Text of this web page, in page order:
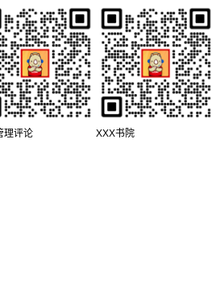
理评论
XXX书院